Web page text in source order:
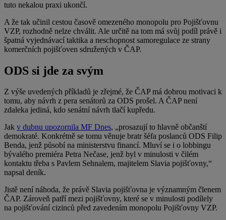
tuto nekalou praxi ukončí.
A že tak učinil cestou časově omezeného monopolu pro Pojišťovnu
VZP, rozhodně nelze chválit. Ale určitě na tom má svůj podíl právě i
špatná vyjednávací taktika a neschopnost samoregulace ze strany
komerčních pojišťoven sdružených v ČAP.
ODS si jde za svým
Z výše uvedených příkladů je zřejmé, že ČAP má dobrou motivaci k
tomu, aby návrh z pera senátorů za ODS prošel. A ČAP není
zdaleka jediná, kdo senátní návrh tlačí kupředu.
Jak v dubnu upozornila MF Dnes, „prosazují to hlavně občanští
demokraté. Konkrétně se tomu věnuje bratr šéfa poslanců ODS Filip
Benda, jenž působí na ministerstvu financí. Mluví se i o lobbingu
bývalého premiéra Petra Nečase, jenž byl v minulosti v čilém
kontaktu třeba s Pavlem Sehnalem, majitelem Slavia pojišťovny,“
napsal deník.
Jistě není náhoda, že právě Slavia pojišťovna je významným členem
ČAP. Zároveň patří mezi pojišťovny, které se v minulosti podílely
na pojišťování cizinců před zavedením monopolu Pojišťovny VZP.